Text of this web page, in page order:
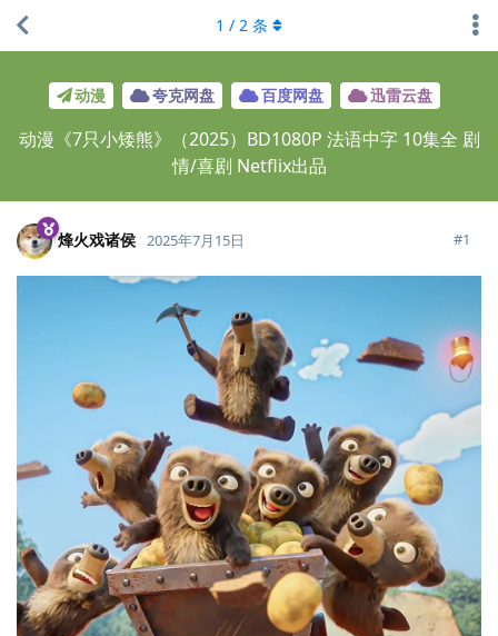
动漫 夸克网盘 百度网盘 迅雷云盘
动漫《7只小矮熊》（2025）BD1080P 法语中字 10集全 剧
情/喜剧 Netflix出品
1 / 2 条
烽火戏诸侯 2025年7月15日 #1